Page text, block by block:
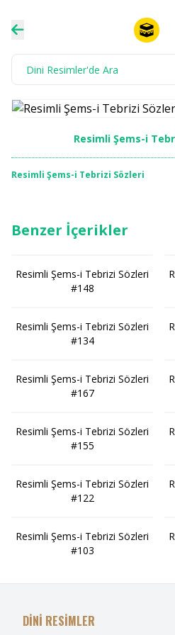
Resimli Şems-i
Resimli Şems-i Tebrizi Sözleri
Benzer İçerikler
Resimli Şems-i Tebrizi Sözleri
#148
Resimli Şems-i Tebrizi Sözleri
#134
Resimli Şems-i Tebrizi Sözleri
#167
Resimli Şems-i Tebrizi Sözleri
#155
Resimli Şems-i Tebrizi Sözleri
#122
Resimli Şems-i Tebrizi Sözleri
#103
DİNİ RESİMLER